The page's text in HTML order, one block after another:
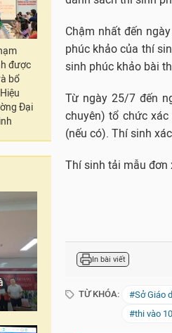
được
bổ
Đại
phúc khảo của thí
sinh phúc khảo bài
Từ ngày 25/7 đến
chuyên) tổ chức